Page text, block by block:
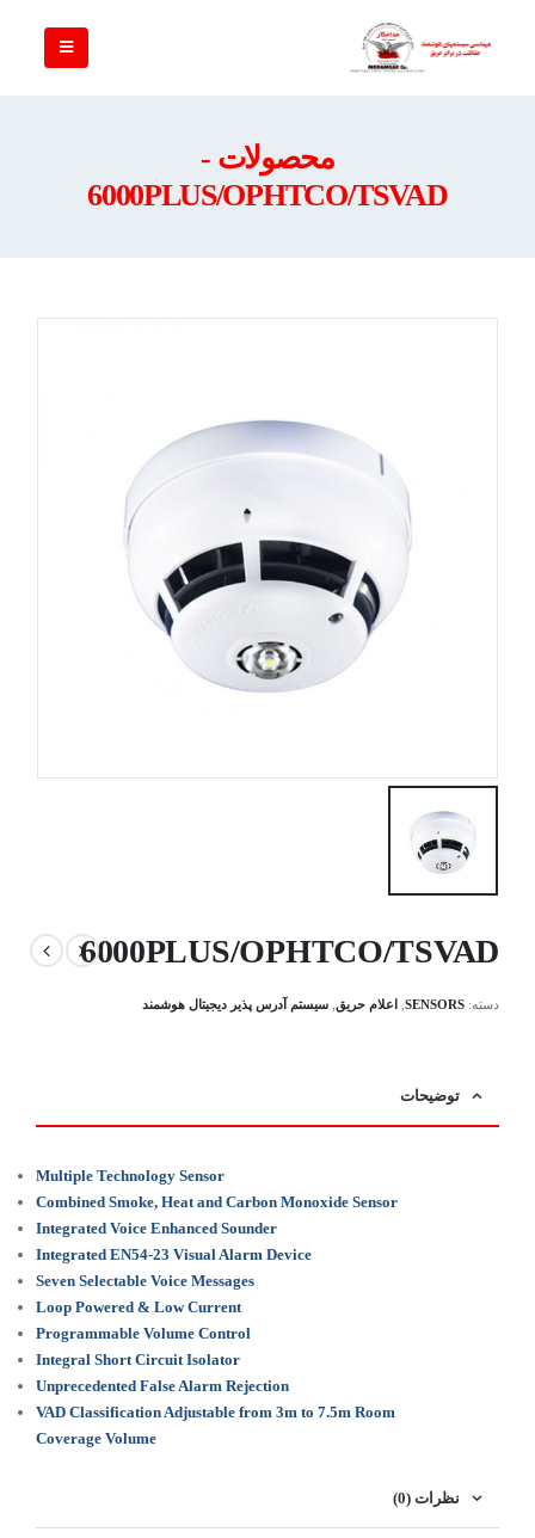
محصولات -
6000PLUS/OPHTCO/TSVAD
6000PLUS/OPHTCO/TSVAD
دسته: SENSORS اعلام حریق سیستم آدرس پذیر دیجیتال هوشمند
توضیحات
Multiple Technology Sensor
Combined Smoke, Heat and Carbon Monoxide Sensor
Integrated Voice Enhanced Sounder
Integrated EN54-23 Visual Alarm Device
Seven Selectable Voice Messages
Loop Powered & Low Current
Programmable Volume Control
Integral Short Circuit Isolator
Unprecedented False Alarm Rejection
VAD Classification Adjustable from 3m to 7.5m Room
Coverage Volume
نظرات (0)